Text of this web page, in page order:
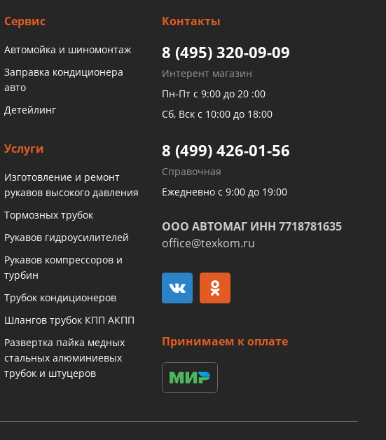
Сервис
Автомойка и шиномонтаж
Заправка кондиционера
авто
Детейлинг
Услуги
Изготовление и ремонт
рукавов высокого давления
Тормозных трубок
Рукавов гидроусилителей
Рукавов компрессоров и
турбин
Трубок кондиционеров
Шлангов трубок КПП АКПП
Развертка пайка медных
стальных алюминиевых
трубок и штуцеров
Контакты
8 (495) 320-09-09
Интерент магазин
Пн-Пт с 9:00 до 20 :00
Сб, Вск с 10:00 до 18:00
8 (499) 426-01-56
Справочная
Ежедневно с 9:00 до 19:00
ООО АВТОМАГ ИНН 7718781635
office@texkom.ru
Принимаем к оплате